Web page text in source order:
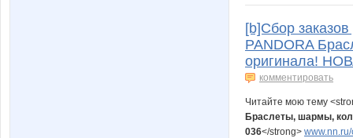
[b]Сбор
PANDORA
оригинала!
комментировать
Читайте мою тему
Браслеты, шармы,
036</strong>